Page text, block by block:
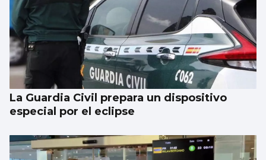
La Guardia Civil prepara un dispositivo
especial por el eclipse